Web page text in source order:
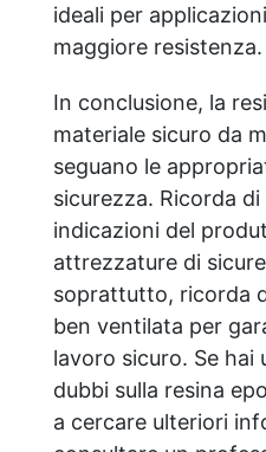
ideali per
maggiore resistenza.
In conclusione, la
materiale sicuro da
seguano le
sicurezza. Ricorda
indicazioni del
attrezzature di
soprattutto, ricorda
ben ventilata per
lavoro sicuro. Se hai
dubbi sulla resina
a cercare ulteriori